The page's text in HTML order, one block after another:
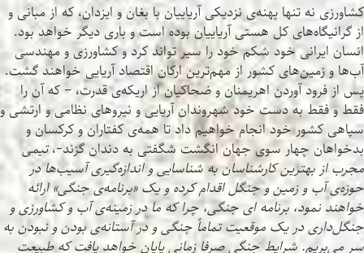
کشاورزی نه تنها پهنه‌ی نزدیکی آریاییان با بغان و ایزدان، که از مبانی و
از گرانیگاه‌های کل هستی آریاییان بوده است و باری دیگر خواهد بود.
انسان ایرانی خود شکم خود را سیر تواند کرد و کشاورزی و مهندسی
آب‌ها و زمین‌های کشور از مهم‌ترین ارکان اقتصاد آریایی خواهند گشت.
پس از فرود آوردن اهریمنان و ضحاکیان از اریکه‌ی قدرت، – که آن را
فقط و فقط به دست خود شهروندان آریایی و نیروهای نظامی و ارتشی و
سپاهی کشور خود انجام خواهیم داد تا همه‌ی کفتاران و کرکسان و
بدخواهان چهار سوی جهان انگشت شگفتی به دندان گزند-،تیمی
مجرب از بهترین کارشناسان به شناسایی و اندازه‌گیری آسیب‌ها در
حوزه‌ی آب و زمین و جنگل اقدام کرده و یک «برنامه‌ی جنگی» ارائه
خواهند نمود، برنامه ای جنگی، چرا که ما در زمینه‌ی آب و کشاورزی و
جنگل‌داری در یک موقعیت تماماً جنگی و در آستانه‌ی بودن و نبودن به
سر می‌بریم. شرایط جنگی صرفا زمانی پایان خواهد یافت که طبیعت